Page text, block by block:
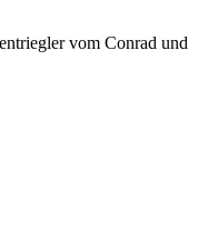
vom Conrad und